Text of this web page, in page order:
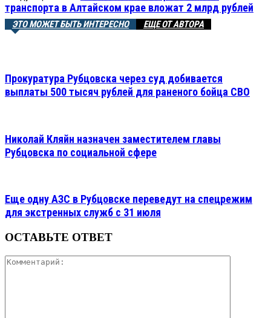
транспорта в Алтайском крае вложат 2 млрд рублей
ЭТО МОЖЕТ БЫТЬ ИНТЕРЕСНО ЕЩЕ ОТ АВТОРА
Прокуратура Рубцовска через суд добивается
выплаты 500 тысяч рублей для раненого бойца СВО
Николай Кляйн назначен заместителем главы
Рубцовска по социальной сфере
Еще одну АЗС в Рубцовске переведут на спецрежим
для экстренных служб с 31 июля
ОСТАВЬТЕ ОТВЕТ